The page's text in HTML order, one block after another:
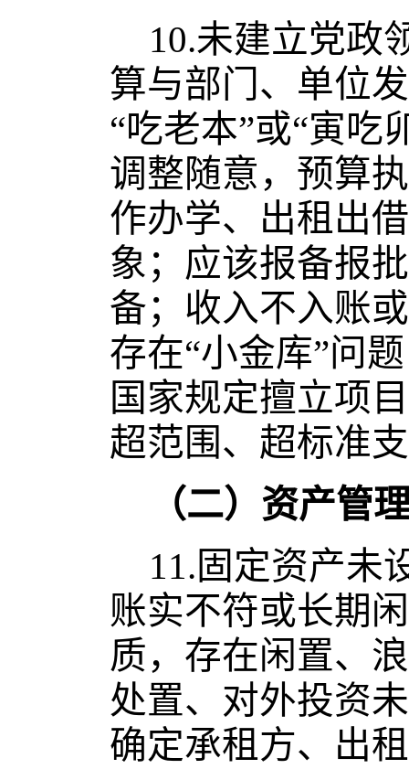
10.未建立党政
算与部门、单位
“吃老本”或“寅吃
调整随意，预算
作办学、出租出
象；应该报备报
备；收入不入账
存在“小金库”问
国家规定擅立项
超范围、超标准
（二）资产管
11.固定资产未
账实不符或长期
质，存在闲置、
处置、对外投资
确定承租方、出